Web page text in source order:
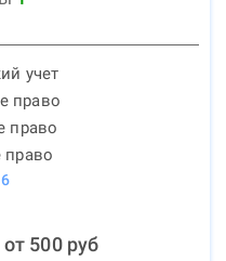
учет
право
право
500руб